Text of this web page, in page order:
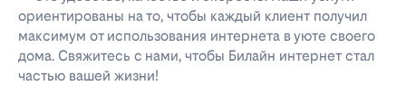
ориентированы на то, чтобы каждый клиент получил
максимум от использования интернета в уюте своего
дома. Свяжитесь с нами, чтобы Билайн интернет стал
частью вашей жизни!